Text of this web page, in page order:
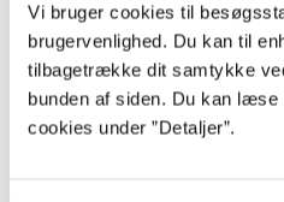
Vi bruger cookies til
brugervenlighed. Du kan til
tilbagetrække dit samtykke
bunden af siden. Du kan læse
cookies under ”Detaljer”.